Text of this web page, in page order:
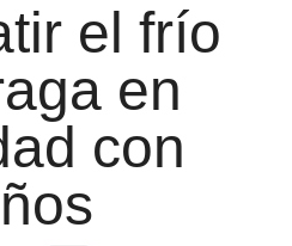
el frío
en
con